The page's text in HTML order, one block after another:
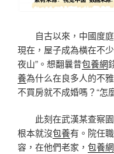
自古以來，中國度庭
現在，屋子成為橫在不
夜山”。想翻曩昔包養網
養為什么在良多人的不
不買房就不成婚嗎？“怎
此刻在武漢某查察園
根本就沒包養有。院任
容，在他們老家， 包養網